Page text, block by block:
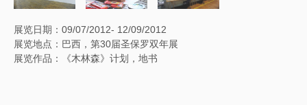
展览日期：09/07/2012- 12/09/2012
展览地点：巴西，第30届圣保罗双年展
展览作品：《木林森》计划，地书